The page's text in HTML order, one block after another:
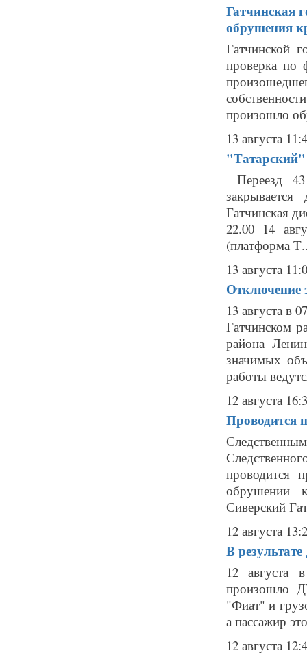
Гатчинская
обрушения
Гатчинской
проверка по
произошло
13 августа
"Татарский"
Переезд
Гатчинская
22.00 14
(платформа
13 августа
Отключение
13 августа в
Гатчинском
района
значимых
работы
12 августа
Проводится
проводится
обрушении
Сиверский
12 августа
В
12 августа
произошло
"Фиат" и
а пассажир
12 августа